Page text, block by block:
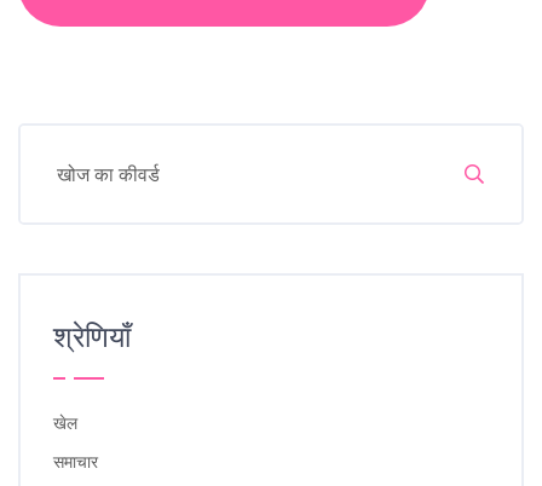
श्रेणियाँ
खेल
समाचार